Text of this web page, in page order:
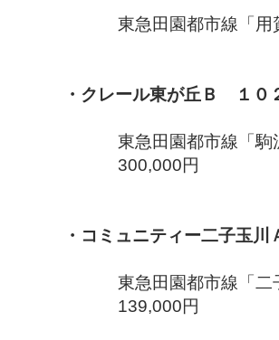
東急田園都市線「
・クレール東が丘Ｂ １０
東急田園都市線「
300,000円
・コミュニティー二子玉
東急田園都市線「
139,000円